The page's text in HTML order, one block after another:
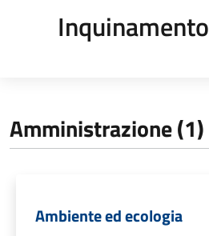
Inquinamento
Amministrazione (1)
Ambiente ed ecologia